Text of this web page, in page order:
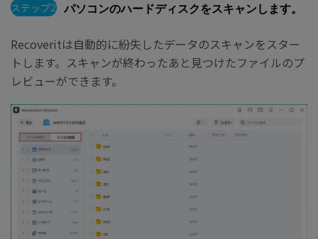
ステップ2 パソコンのハードディスクをスキャンします。
Recoveritは自動的に紛失したデータのスキャンをスター
トします。スキャンが終わったあと見つけたファイルのプ
レビューができます。